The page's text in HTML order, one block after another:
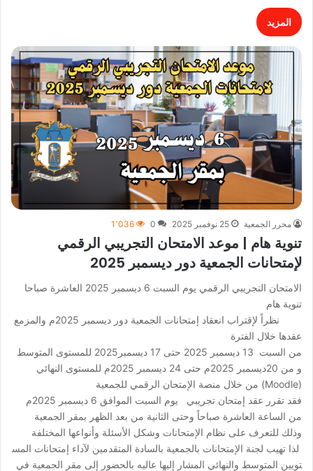
المزيد
محرر الجمعية 25 نوفمبر 2025 0 1٬036
تنوية هام | موعد الامتحان التجريبي الرقمي
لإمتحانات الجمعية دور ديسمبر 2025
الامتحان التجريبي الرقمي يوم السبت 6 ديسمبر 2025 العاشرة صباحا
تنوية هام
نظراً لإقتراب انعقاد إمتحانات الجمعية دور ديسمبر 2025م والمزمع
عقدها خلال الفترة
من السبت 13 ديسمبر 2025 حتى 17 ديسمبر2025 للمستوى المتوسط
و من 20ديسمبر 2025م حتى 24 ديسمبر 2025م للمستوى النهائي
(Moodle) من خلال منصة الإمتحان الرقمي للجمعية
فقد تقرر عقد إمتحان تجريبي يوم السبت الموافق 6 ديسمبر 2025م
من الساعة العاشرة صباحاً وحتى الثانية من بعد الظهر بمقر الجمعية
وذلك للتعرف على نظام الإمتحانات وشكل الأسئلة وأنواعها المختلفة
لذا تهيب لجنة الإمتحانات بالجمعية بالسادة المتقدمين لآداء إمتحانات المس
تويين المتوسط والنهائي المشار إليها عاليه بالحضور إلى مقر الجمعية في